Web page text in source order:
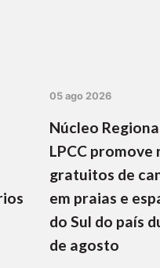
05 ago 2026
Núcleo
LPCC promove
gratuitos de
em praias e
do Sul do país
de agosto